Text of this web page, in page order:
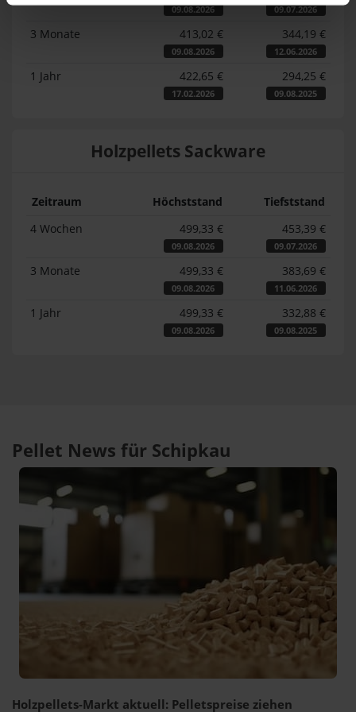
09.08.2026 09.07.2026
3 Monate 413,02 €
09.08.2026
344,19 €
12.06.2026
1 Jahr 422,65 €
17.02.2026
294,25 €
09.08.2025
Holzpellets Sackware
Zeitraum Höchststand
Tiefststand
4 Wochen
499,33 €
09.08.2026
453,39 €
09.07.2026
3 Monate 499,33 €
09.08.2026
383,69 €
11.06.2026
1 Jahr 499,33 €
09.08.2026
332,88 €
09.08.2025
Pellet News für Schipkau
Holzpellets-Markt aktuell: Pelletspreise ziehen